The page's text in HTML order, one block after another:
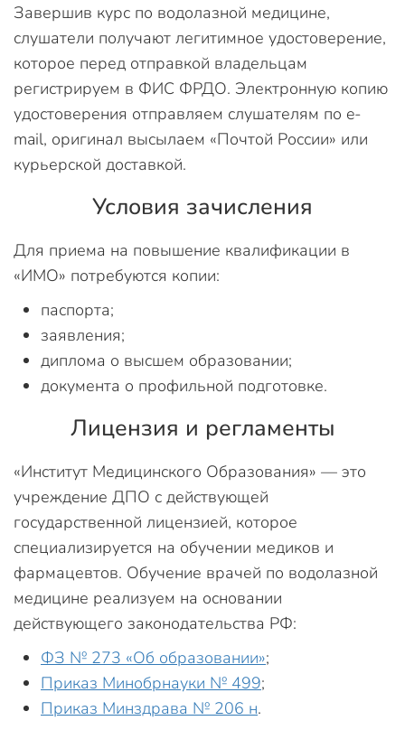
Завершив курс по водолазной медицине,
слушатели получают легитимное удостоверение,
которое перед отправкой владельцам
регистрируем в ФИС ФРДО. Электронную копию
удостоверения отправляем слушателям по e-
mail, оригинал высылаем «Почтой России» или
курьерской доставкой.
Условия зачисления
Для приема на повышение квалификации в
«ИМО» потребуются копии:
паспорта;
заявления;
диплома о высшем образовании;
документа о профильной подготовке.
Лицензия и регламенты
«Институт Медицинского Образования» — это
учреждение ДПО с действующей
государственной лицензией, которое
специализируется на обучении медиков и
фармацевтов. Обучение врачей по водолазной
медицине реализуем на основании
действующего законодательства РФ:
ФЗ № 273 «Об образовании»;
Приказ Минобрнауки № 499;
Приказ Минздрава № 206 н.